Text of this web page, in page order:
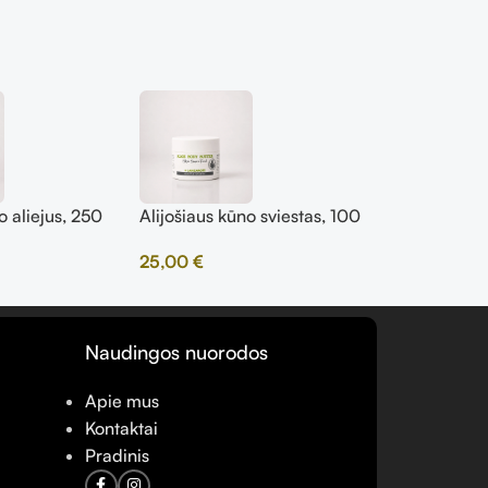
aliejus, 250
Alijošiaus kūno sviestas, 100
25,00 €
Naudingos nuorodos
Apie mus
Kontaktai
Pradinis